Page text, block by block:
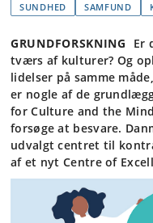
SUNDHED SAMFUND
GRUNDFORSKNING
Er
tværs af kulturer? Og
lidelser på samme
er nogle af de
for Culture and the
forsøge at besvare.
udvalgt centret til
af et nyt Centre of